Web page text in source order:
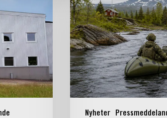
Nyheter
ramavtal
av
FMV
för
packrafts
till
Försvarsmakten